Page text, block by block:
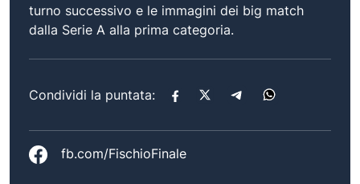
turno successivo e le immagini dei big match
dalla Serie A alla prima categoria.
Condividi la puntata:
fb.com/FischioFinale